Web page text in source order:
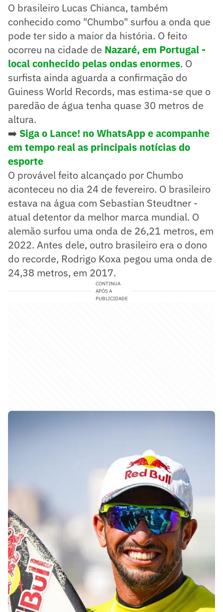
O brasileiro Lucas Chianca, também
conhecido como "Chumbo" surfou a onda que
pode ter sido a maior da história. O feito
ocorreu na cidade de Nazaré, em Portugal -
local conhecido pelas ondas enormes. O
surfista ainda aguarda a confirmação do
Guiness World Records, mas estima-se que o
paredão de água tenha quase 30 metros de
altura.
➡️ Siga o Lance! no WhatsApp e acompanhe
em tempo real as principais notícias do
esporte
O provável feito alcançado por Chumbo
aconteceu no dia 24 de fevereiro. O brasileiro
estava na água com Sebastian Steudtner -
atual detentor da melhor marca mundial. O
alemão surfou uma onda de 26,21 metros, em
2022. Antes dele, outro brasileiro era o dono
do recorde, Rodrigo Koxa pegou uma onda de
24,38 metros, em 2017.
CONTINUA
APÓS A
PUBLICIDADE